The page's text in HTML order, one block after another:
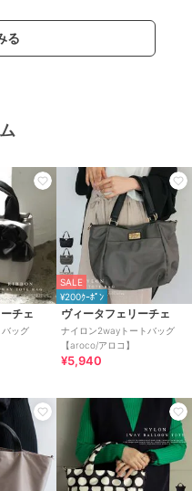
る
チェ
ッグ
SALE
¥200ｸｰﾎﾟﾝ
ヴィータフェリーチェ
ナイロン2wayトートバッグ
【aroco/アロコ】
¥5,940